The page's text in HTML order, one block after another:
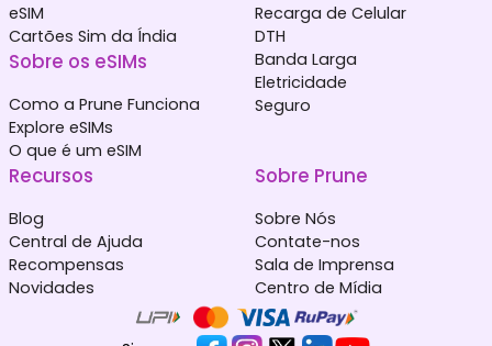
eSIM
Cartões Sim da Índia
Sobre os eSIMs
Como a Prune Funciona
Explore eSIMs
O que é um eSIM
Recarga de Celular
DTH
Banda Larga
Eletricidade
Seguro
Recursos
Blog
Central de Ajuda
Recompensas
Novidades
Sobre Prune
Sobre Nós
Contate-nos
Sala de Imprensa
Centro de Mídia